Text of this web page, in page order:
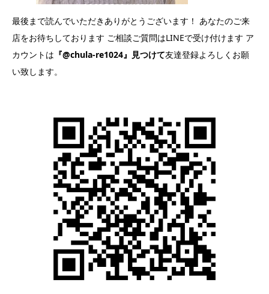
最後まで読んでいただきありがとうございます！ あなたのご来
店をお待ちしております ご相談ご質問はLINEで受け付けます ア
カウントは 『@chula-re1024』見つけて友達登録よろしくお願
い致します。